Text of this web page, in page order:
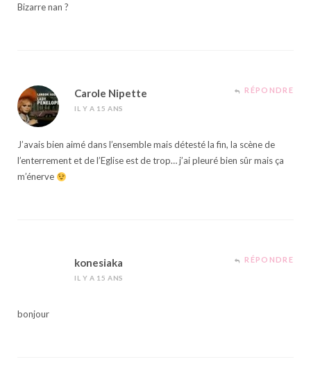
Bizarre nan ?
Carole Nipette
IL Y A 15 ANS
RÉPONDRE
J’avais bien aimé dans l’ensemble mais détesté la fin, la scène de
l’enterrement et de l’Eglise est de trop… j’ai pleuré bien sûr mais ça
m’énerve
konesiaka
IL Y A 15 ANS
RÉPONDRE
bonjour